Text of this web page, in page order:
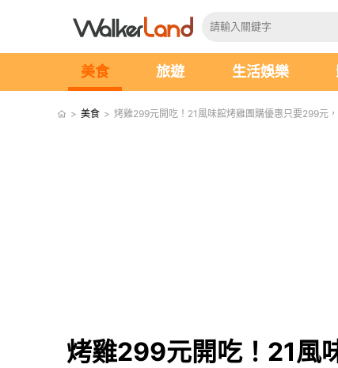
美食 旅遊 生活娛樂
> 美食 > 烤雞299元開吃！21風味館烤雞團購優惠只要299元，
烤雞299元開吃！21風